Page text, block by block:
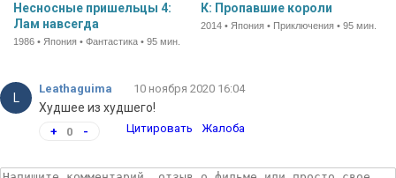
Несносные пришельцы 4:
Лам навсегда
1986 • Япония • Фантастика • 95 мин.
К: Пропавшие короли
2014 • Япония • Приключения • 95 мин.
Leathaguima 10 ноября 2020 16:04
Худшее из худшего!
+ 0 - Цитировать Жалоба